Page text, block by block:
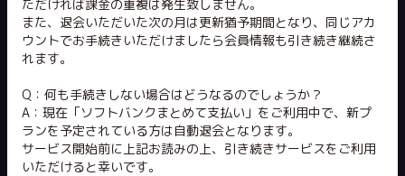
ただければ課金の重複は発生致しません。
また、退会いただいた次の月は更新猶予期間となり、同じアカ
ウントでお手続きいただけましたら会員情報も引き続き継続さ
れます。
Q：何も手続きしない場合はどうなるのでしょうか？
A：現在「ソフトバンクまとめて支払い」をご利用中で、新プ
ランを予定されている方は自動退会となります。
サービス開始前に上記お読みの上、引き続きサービスをご利用
いただけると幸いです。